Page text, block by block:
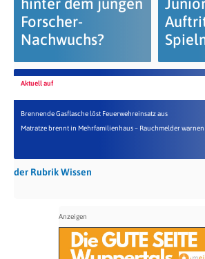
Forscher-
Nachwuchs?
Aktuell auf
Brennende Gasflasche löst Feuerwehreinsatz aus
Matratze brennt in Mehrfamilienhaus – Rauchmelder
der Rubrik Wissen